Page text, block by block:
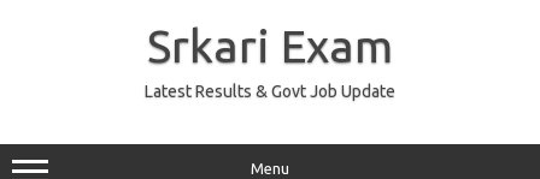
Srkari Exam
Latest Results & Govt Job Update
Menu